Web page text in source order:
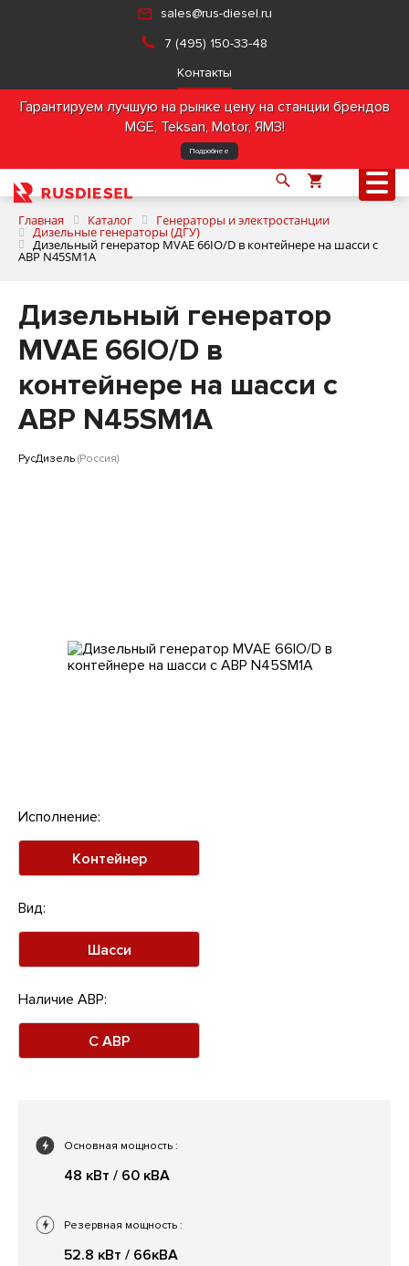
sales@rus-diesel.ru
7 (495) 150-33-48
Контакты
Гарантируем лучшую на рынке цену на станции брендов
MGE, Teksan, Motor, ЯМЗ!
Подробнее
Продукция
Клиентам
Главная Каталог Генераторы и электростанции
Дизельные генераторы (ДГУ)
Дизельный генератор MVAE 66IO/D в контейнере на шасси с
АВР N45SM1A
Дизельный генератор
MVAE 66IO/D в
контейнере на шасси с
АВР N45SM1A
РусДизель (Россия)
Исполнение:
Контейнер
Вид:
Шасси
Наличие АВР:
С АВР
Основная мощность :
48 кВт / 60 кВА
Резервная мощность :
52.8 кВт / 66кВА